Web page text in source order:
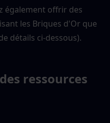
également offrir des
les Briques d'Or que
détails ci-dessous).
ressources